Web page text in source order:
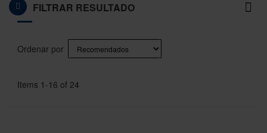
FILTRAR RESULTADO
Items 1 -16 of 24
Página
You're currently reading page
1 Página Página
Siguiente
Ordenar por